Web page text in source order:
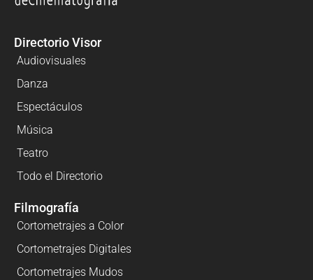
Directorio Visor
Audiovisuales
Danza
Espectáculos
Música
Teatro
Todo el Directorio
Filmografía
Cortometrajes a Color
Cortometrajes Digitales
Cortometrajes Mudos